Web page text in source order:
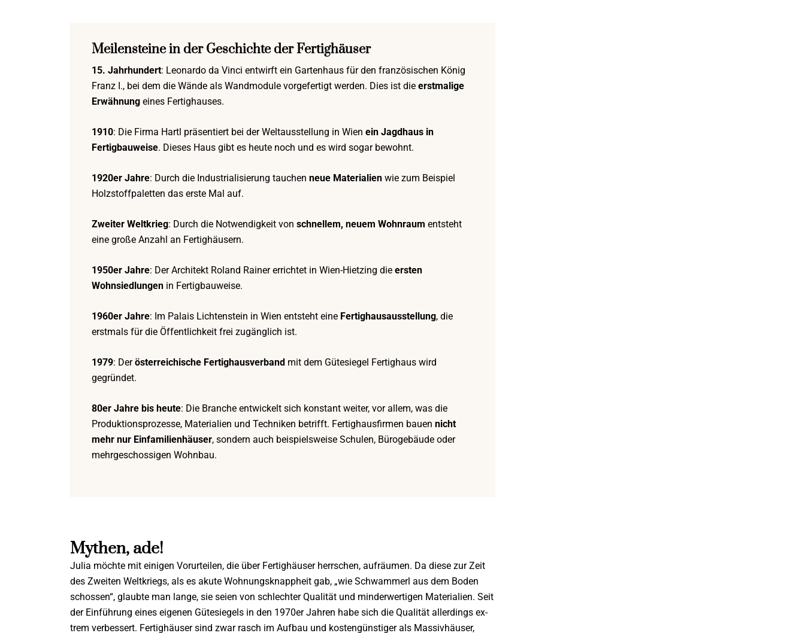
Meilensteine in der Geschichte der Fertighäuser
15. Jahrhundert: Leonardo da Vinci entwirft ein Gartenhaus für den französischen König
Franz I., bei dem die Wände als Wandmodule vorgefertigt werden. Dies ist die erstmalige
Erwähnung eines Fertighauses.
1910: Die Firma Hartl präsentiert bei der Weltausstellung in Wien ein Jagdhaus in
Fertigbauweise. Dieses Haus gibt es heute noch und es wird sogar bewohnt.
1920er Jahre: Durch die Industrialisierung tauchen neue Materialienwie zum Beispiel
Holzstoffpaletten das erste Mal auf.
Zweiter Weltkrieg: Durch die Notwendigkeit von schnellem, neuem Wohnraum entsteht
eine große Anzahl an Fertighäusern.
1950er Jahre: Der Architekt Roland Rainer errichtet in Wien-Hietzing die ersten
Wohnsiedlungenin Fertigbauweise.
1960er Jahre: Im Palais Lichtenstein in Wien entsteht eine Fertighausausstellung, die
erstmals für die Öffentlichkeit frei zugänglich ist.
1979: Derösterreichische Fertighausverbandmit dem Gütesiegel Fertighaus wird
gegründet.
80er Jahre bis heute: Die Branche entwickelt sich konstant weiter, vor allem, was die
Produktionsprozesse, Materialien und Techniken betrifft. Fertighausfirmen bauen nicht
mehr nur Einfamilienhäuser, sondern auch beispielsweise Schulen, Bürogebäude oder
mehrgeschossigen Wohnbau.
Mythen, ade!
Julia möchte mit einigen Vorurteilen, die über Fertighäuser herrschen, aufräumen. Da diese zur Zeit
des Zweiten Weltkriegs, als es akute Wohnungsknappheit gab, „wie Schwammerl aus dem Boden
schossen“, glaubte man lange, sie seien von schlechter Qualität und minderwertigen Materialien. Seit
der Einführung eines eigenen Gütesiegels in den 1970er Jahren habe sich die Qualität allerdings ex-
trem verbessert. Fertighäuser sind zwar rasch im Aufbau und kostengünstiger als Massivhäuser,